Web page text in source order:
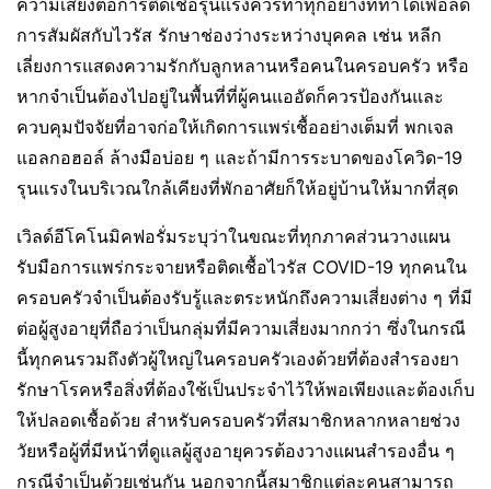
ความเสี่ยงต่อการติดเชื้อรุนแรงควรทำทุกอย่างที่ทำได้เพื่อลด
การสัมผัสกับไวรัส รักษาช่องว่างระหว่างบุคคล เช่น หลีก
เลี่ยงการแสดงความรักกับลูกหลานหรือคนในครอบครัว หรือ
หากจำเป็นต้องไปอยู่ในพื้นที่ที่ผู้คนแออัดก็ควรป้องกันและ
ควบคุมปัจจัยที่อาจก่อให้เกิดการแพร่เชื้ออย่างเต็มที่ พกเจล
แอลกอฮอล์ ล้างมือบ่อย ๆ และถ้ามีการระบาดของโควิด-19
รุนแรงในบริเวณใกล้เคียงที่พักอาศัยก็ให้อยู่บ้านให้มากที่สุด
เวิลด์อีโคโนมิคฟอรั่มระบุว่าในขณะที่ทุกภาคส่วนวางแผน
รับมือการแพร่กระจายหรือติดเชื้อไวรัส COVID-19 ทุกคนใน
ครอบครัวจำเป็นต้องรับรู้และตระหนักถึงความเสี่ยงต่าง ๆ ที่มี
ต่อผู้สูงอายุที่ถือว่าเป็นกลุ่มที่มีความเสี่ยงมากกว่า ซึ่งในกรณี
นี้ทุกคนรวมถึงตัวผู้ใหญ่ในครอบครัวเองด้วยที่ต้องสำรองยา
รักษาโรคหรือสิ่งที่ต้องใช้เป็นประจำไว้ให้พอเพียงและต้องเก็บ
ให้ปลอดเชื้อด้วย สำหรับครอบครัวที่สมาชิกหลากหลายช่วง
วัยหรือผู้ที่มีหน้าที่ดูแลผู้สูงอายุควรต้องวางแผนสำรองอื่น ๆ
กรณีจำเป็นด้วยเช่นกัน นอกจากนี้สมาชิกแต่ละคนสามารถ